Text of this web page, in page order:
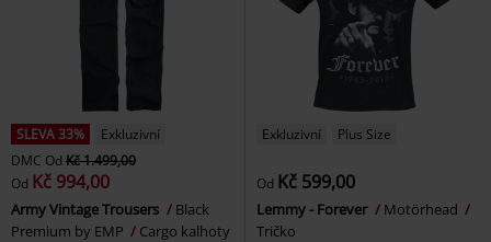
SLEVA 33%
Exkluzivní
DMC Od Kč 1.499,00
Od Kč 994,00
Army Vintage Trousers
Black
Premium by EMP
Cargo kalhoty
Exkluzivní Plus Size
Od Kč 599,00
Lemmy - Forever
Motörhead
Tričko